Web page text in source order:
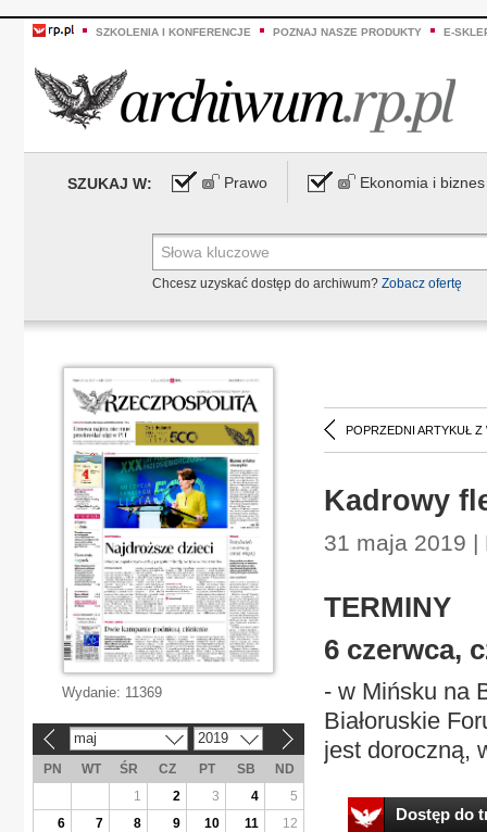
SZKOLENIA I KONFERENCJE POZNAJ NASZE PRODUKTY E-
SZUKAJ W: Prawo Ekonomia i biznes
Chcesz uzyskać dostęp do archiwum? Zobacz ofertę
POPRZEDNI ARTYKUŁ Z
Kadrowy
31 maja 2019
TERMINY
6 czerwca,
- w Mińsku na
Białoruskie
jest doroczną,
Dostęp do
Wydanie: 11369
maj 2019
PN WT ŚR CZ PT SB
ND
1
2 3 4
5
6
7 8 9 10 11
12